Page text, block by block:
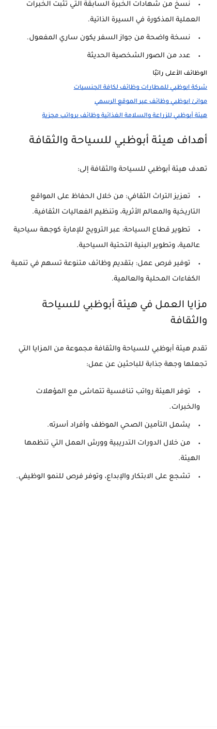
نسخ من شهادات الخبرة السابقة التي تثبت الخبرات
العملية المذكورة في السيرة الذاتية.
نسخة واضحة من جواز السفر يكون ساري المفعول.
عدد من الصور الشخصية الحديثة
الوظائف الأعلى راتبًا
شركة ابوظبي للمطارات وظائف لكافة الجنسيات
موانئ ابوظبي وظائف عبر الموقع الرسمي
هيئة أبوظبي للزراعة والسلامة الغذائية وظائف برواتب مجزية
أهداف هيئة أبوظبي للسياحة والثقافة
تهدف هيئة أبوظبي للسياحة والثقافة إلى:
تعزيز التراث الثقافي: من خلال الحفاظ على المواقع
التاريخية والمعالم الأثرية، وتنظيم الفعاليات الثقافية.
تطوير قطاع السياحة: عبر الترويج للإمارة كوجهة سياحية
عالمية، وتطوير البنية التحتية السياحية.
توفير فرص عمل: بتقديم وظائف متنوعة تسهم في تنمية
الكفاءات المحلية والعالمية.
مزايا العمل في هيئة أبوظبي للسياحة
والثقافة
تقدم هيئة أبوظبي للسياحة والثقافة مجموعة من المزايا التي
تجعلها وجهة جذابة للباحثين عن عمل:
توفر الهيئة رواتب تنافسية تتماشى مع المؤهلات
والخبرات.
يشمل التأمين الصحي الموظف وأفراد أسرته.
من خلال الدورات التدريبية وورش العمل التي تنظمها
الهيئة.
تشجع على الابتكار والإبداع، وتوفر فرص للنمو الوظيفي.